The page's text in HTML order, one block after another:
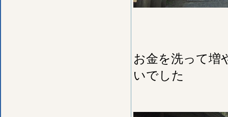
お金を洗って増
いでした